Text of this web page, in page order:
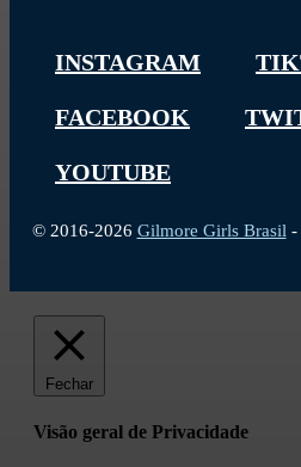
INSTAGRAM
FACEBOOK
YOUTUBE
© 2016-2026 Gilmore Girls Brasil -
Fechar
Visão geral de Privacidade